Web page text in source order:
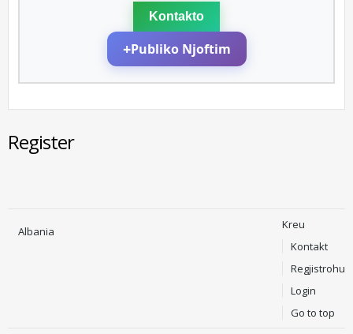
Kontakto
+Publiko Njoftim
Register
Albania
Kreu
Kontakt
Regjistrohu
Login
Go to top